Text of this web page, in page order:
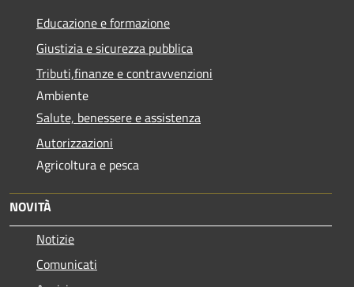
Educazione e formazione
Giustizia e sicurezza pubblica
Tributi,finanze e contravvenzioni
Ambiente
Salute, benessere e assistenza
Autorizzazioni
Agricoltura e pesca
NOVITÀ
Notizie
Comunicati